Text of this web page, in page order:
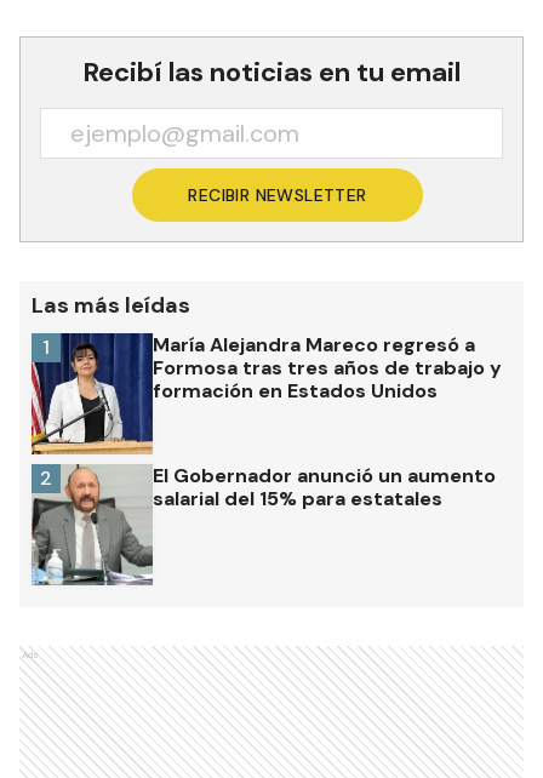
Recibí las noticias en tu email
RECIBIR NEWSLETTER
Las más leídas
María Alejandra Mareco regresó a
Formosa tras tres años de trabajo y
formación en Estados Unidos
1
El Gobernador anunció un aumento
salarial del 15% para estatales
2
Ads